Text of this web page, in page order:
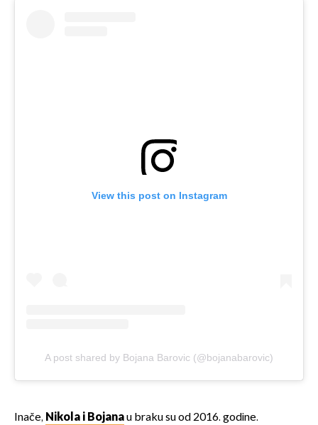
View this post on Instagram
A post shared by Bojana Barovic (@bojanabarovic)
Inače, Nikola i Bojanau braku su od 2016. godine.